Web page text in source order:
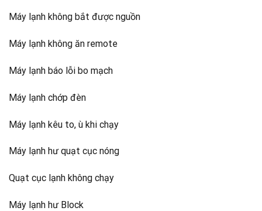
Máy lạnh không bắt được nguồn
Máy lạnh không ăn remote
Máy lạnh báo lỗi bo mạch
Máy lạnh chớp đèn
Máy lạnh kêu to, ù khi chạy
Máy lạnh hư quạt cục nóng
Quạt cục lạnh không chạy
Máy lạnh hư Block